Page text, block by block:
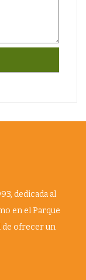
dedicada al
en el Parque
de ofrecer un